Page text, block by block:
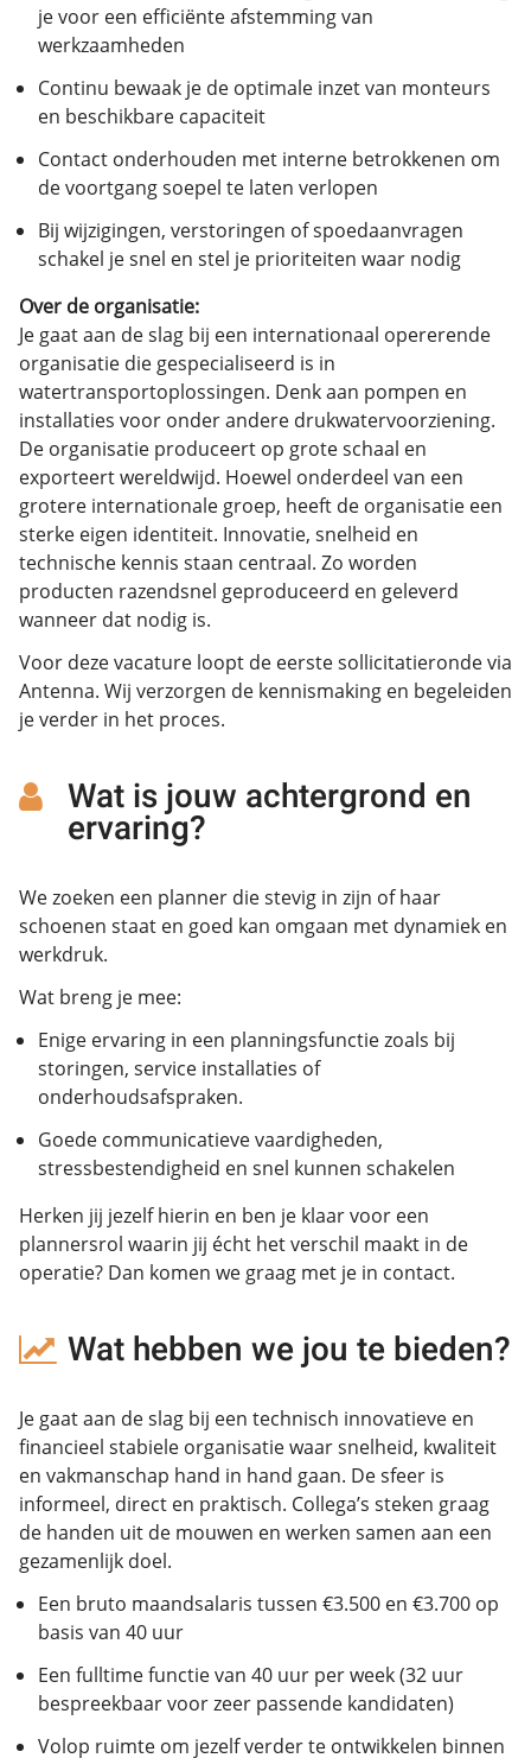
je voor een efficiënte afstemming van
werkzaamheden
Continu bewaak je de optimale inzet van monteurs
en beschikbare capaciteit
Contact onderhouden met interne betrokkenen om
de voortgang soepel te laten verlopen
Bij wijzigingen, verstoringen of spoedaanvragen
schakel je snel en stel je prioriteiten waar nodig
Over de organisatie:
Je gaat aan de slag bij een internationaal opererende
organisatie die gespecialiseerd is in
watertransportoplossingen. Denk aan pompen en
installaties voor onder andere drukwatervoorziening.
De organisatie produceert op grote schaal en
exporteert wereldwijd. Hoewel onderdeel van een
grotere internationale groep, heeft de organisatie een
sterke eigen identiteit. Innovatie, snelheid en
technische kennis staan centraal. Zo worden
producten razendsnel geproduceerd en geleverd
wanneer dat nodig is.
Voor deze vacature loopt de eerste sollicitatieronde via
Antenna. Wij verzorgen de kennismaking en begeleiden
je verder in het proces.
Wat is jouw achtergrond en
ervaring?
We zoeken een planner die stevig in zijn of haar
schoenen staat en goed kan omgaan met dynamiek en
werkdruk.
Wat breng je mee:
Enige ervaring in een planningsfunctie zoals bij
storingen, service installaties of
onderhoudsafspraken.
Goede communicatieve vaardigheden,
stressbestendigheid en snel kunnen schakelen
Herken jij jezelf hierin en ben je klaar voor een
plannersrol waarin jij écht het verschil maakt in de
operatie? Dan komen we graag met je in contact.
Wat hebben we jou te bieden?
Je gaat aan de slag bij een technisch innovatieve en
financieel stabiele organisatie waar snelheid, kwaliteit
en vakmanschap hand in hand gaan. De sfeer is
informeel, direct en praktisch. Collega’s steken graag
de handen uit de mouwen en werken samen aan een
gezamenlijk doel.
Een bruto maandsalaris tussen €3.500 en €3.700 op
basis van 40 uur
Een fulltime functie van 40 uur per week (32 uur
bespreekbaar voor zeer passende kandidaten)
Volop ruimte om jezelf verder te ontwikkelen binnen